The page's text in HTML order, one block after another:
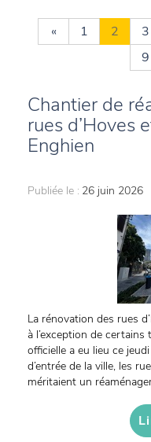
« 1 2 3
9
Chantier de
rues d’Hoves
Enghien
Publiée le : 26 juin 2026
La rénovation des rues
à l’exception de
officielle a eu lieu ce
d’entrée de la ville, les
méritaient un